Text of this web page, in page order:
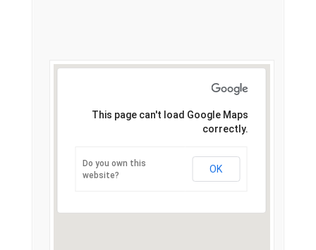
This page can't load Google Maps
correctly.
Do you own this
website?
OK